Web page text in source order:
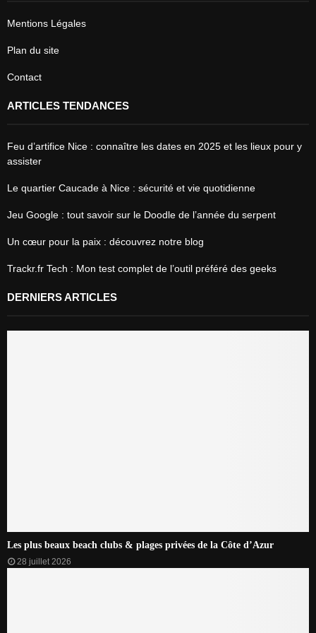
Mentions Légales
Plan du site
Contact
ARTICLES TENDANCES
Feu d’artifice Nice : connaître les dates en 2025 et les lieux pour y
assister
Le quartier Caucade à Nice : sécurité et vie quotidienne
Jeu Google : tout savoir sur le Doodle de l’année du serpent
Un cœur pour la paix : découvrez notre blog
Trackr.fr Tech : Mon test complet de l’outil préféré des geeks
DERNIERS ARTICLES
Les plus beaux beach clubs & plages privées de la Côte d’Azur
28 juillet 2026